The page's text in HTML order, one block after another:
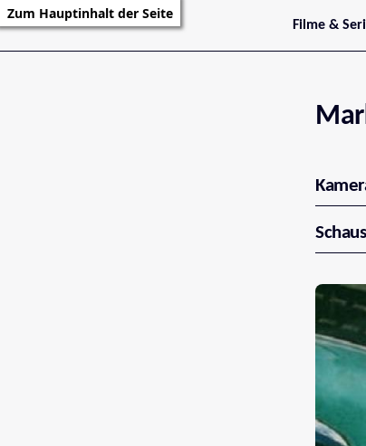
Zum Hauptinhalt der Seite
Filme &
Trailer